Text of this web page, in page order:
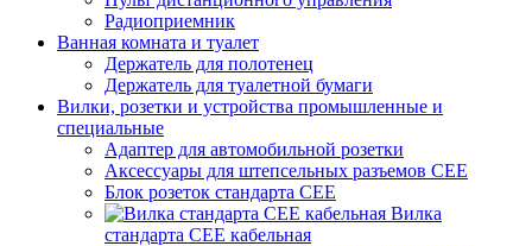
Радиоприемник
Ванная комната и туалет
Держатель для полотенец
Держатель для туалетной бумаги
Вилки, розетки и устройства промышленные и
специальные
Адаптер для автомобильной розетки
Аксессуары для штепсельных разъемов CEE
Блок розеток стандарта CEE
Вилка
стандарта CEE кабельная